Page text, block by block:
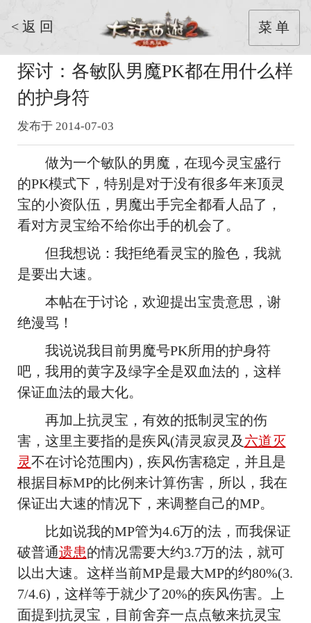
< 返 回 菜 单
探讨：各敏队男魔PK都在用什么样
的护身符
发布于 2014-07-03
做为一个敏队的男魔，在现今灵宝盛行
的PK模式下，特别是对于没有很多年来顶灵
宝的小资队伍，男魔出手完全都看人品了，
看对方灵宝给不给你出手的机会了。
但我想说：我拒绝看灵宝的脸色，我就
是要出大速。
本帖在于讨论，欢迎提出宝贵意思，谢
绝漫骂！
我说说我目前男魔号PK所用的护身符
吧，我用的黄字及绿字全是双血法的，这样
保证血法的最大化。
再加上抗灵宝，有效的抵制灵宝的伤
害，这里主要指的是疾风(清灵寂灵及 六道灭
灵不在讨论范围内)，疾风伤害稳定，并且是
根据目标MP的比例来计算伤害，所以，我在
保证出大速的情况下，来调整自己的MP。
比如说我的MP管为4.6万的法，而我保证
破普通遗患的情况需要大约3.7万的法，就可
以出大速。这样当前MP是最大MP的约80%(3.
7/4.6)，这样等于就少了20%的疾风伤害。上
面提到抗灵宝，目前舍弃一点点敏来抗灵宝